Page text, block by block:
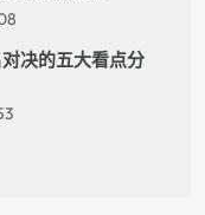
决的五大看点分